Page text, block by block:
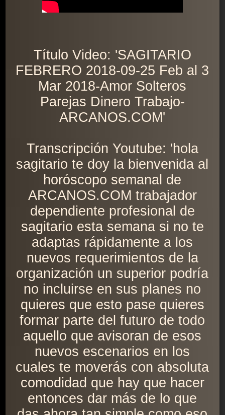
Título Video: 'SAGITARIO
FEBRERO 2018-09-25 Feb al 3
Mar 2018-Amor Solteros
Parejas Dinero Trabajo-
ARCANOS.COM'
Transcripción Youtube: 'hola
sagitario te doy la bienvenida al
horóscopo semanal de
ARCANOS.COM trabajador
dependiente profesional de
sagitario esta semana si no te
adaptas rápidamente a los
nuevos requerimientos de la
organización un superior podría
no incluirse en sus planes no
quieres que esto pase quieres
formar parte del futuro de todo
aquello que avisoran de esos
nuevos escenarios en los
cuales te moverás con absoluta
comodidad que hay que hacer
entonces dar más de lo que